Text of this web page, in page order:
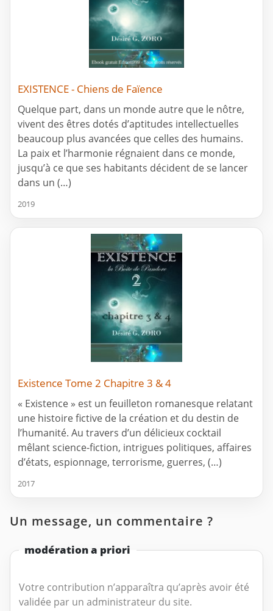
EXISTENCE - Chiens de Faïence
Quelque part, dans un monde autre que le nôtre,
vivent des êtres dotés d’aptitudes intellectuelles
beaucoup plus avancées que celles des humains.
La paix et l’harmonie régnaient dans ce monde,
jusqu’à ce que ses habitants décident de se lancer
dans un (…)
2019
Existence Tome 2 Chapitre 3 & 4
« Existence » est un feuilleton romanesque relatant
une histoire fictive de la création et du destin de
l’humanité. Au travers d’un délicieux cocktail
mêlant science-fiction, intrigues politiques, affaires
d’états, espionnage, terrorisme, guerres, (…)
2017
Un message, un commentaire ?
modération a priori
Votre contribution n’apparaîtra qu’après avoir été
validée par un administrateur du site.